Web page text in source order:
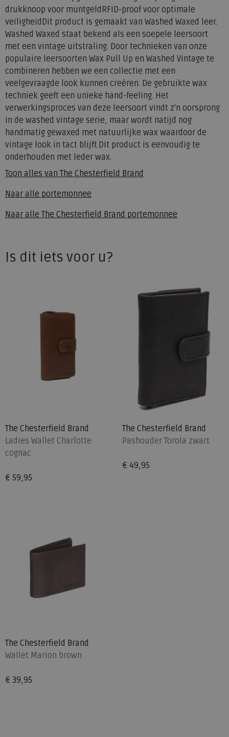
drukknoop voor muntgeldRFID-proof voor optimale
veiligheidDit product is gemaakt van Washed Waxed leer.
Washed Waxed staat bekend als een soepele leersoort
met een vintage uitstraling. Door technieken van onze
populaire leersoorten Wax Pull Up en Washed Vintage te
combineren hebben we een collectie met een
veelgevraagde look kunnen creëren. De gebruikte wax
techniek geeft een unieke hand-feeling. Het
verwerkingsproces van deze leersoort vindt z'n oorsprong
in de washed vintage serie, maar wordt natijd nog
handmatig gewaxed met natuurlijke wax waardoor de
vintage look in tact blijft.Dit product is eenvoudig te
onderhouden met leder wax.
Toon alles vanThe Chesterfield Brand
Naar alle portemonnee
Naar alleThe Chesterfield Brand portemonnee
Is dit iets voor u?
The Chesterfield Brand
Ladies Wallet Charlotte
cognac
€ 59,95
The Chesterfield Brand
Pashouder Torola zwart
€ 49,95
The Chesterfield Brand
Wallet Marion brown
€ 39,95